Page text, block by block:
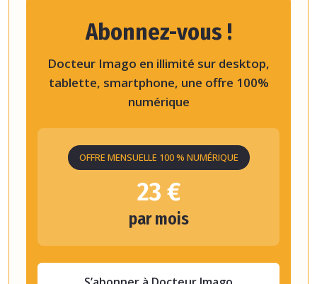
Abonnez-vous !
Docteur Imago en illimité sur desktop,
tablette, smartphone, une offre 100%
numérique
OFFRE MENSUELLE 100 % NUMÉRIQUE
23 €
par mois